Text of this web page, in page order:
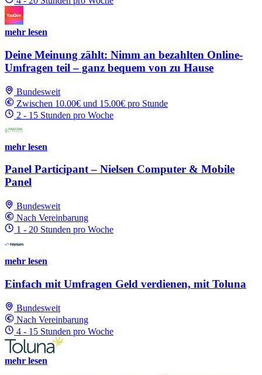
mehr lesen
Deine Meinung zählt: Nimm an bezahlten Online-
Umfragen teil – ganz bequem von zu Hause
Bundesweit
Zwischen 10.00€ und 15.00€ pro Stunde
2 - 15 Stunden pro Woche
mehr lesen
Panel Participant – Nielsen Computer & Mobile
Panel
Bundesweit
Nach Vereinbarung
1 - 20 Stunden pro Woche
mehr lesen
Einfach mit Umfragen Geld verdienen, mit Toluna
Bundesweit
Nach Vereinbarung
4 - 15 Stunden pro Woche
mehr lesen